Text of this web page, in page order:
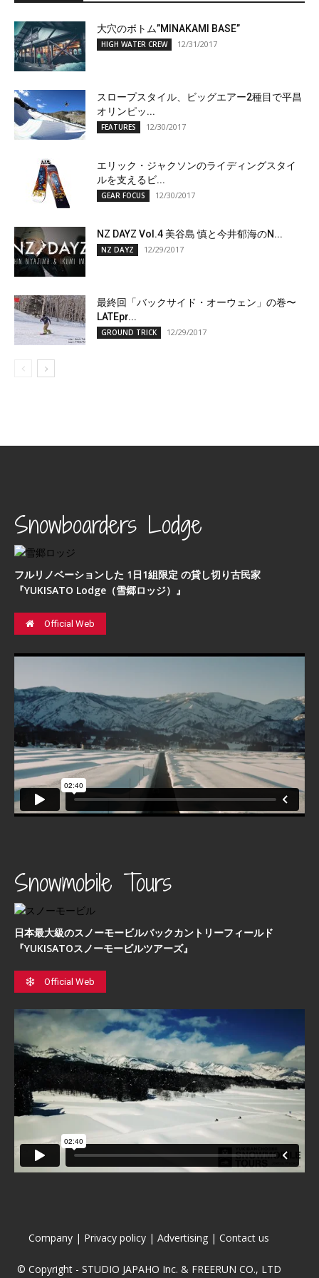
大穴のボトム”MINAKAMI BASE”
HIGH WATER CREW 12/31/2017
スロープスタイル、ビッグエアー2種目で平昌
オリンピッ...
FEATURES 12/30/2017
エリック・ジャクソンのライディングスタイ
ルを支えるビ...
GEAR FOCUS 12/30/2017
NZ DAYZ Vol.4 美谷島 慎と今井郁海のN...
NZ DAYZ 12/29/2017
最終回「バックサイド・オーウェン」の巻〜
LATEpr...
GROUND TRICK 12/29/2017
Snowboarders Lodge
フルリノベーションした 1日1組限定 の貸し切り古民家
『YUKISATO Lodge（雪郷ロッジ）』
Official Web
Snowmobile Tours
日本最⼤級のスノーモービルバックカントリーフィールド
『YUKISATOスノーモービルツアーズ』
Official Web
Company | Privacy policy | Advertising | Contact us
© Copyright - STUDIO JAPAHO Inc. & FREERUN CO., LTD